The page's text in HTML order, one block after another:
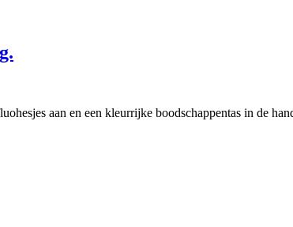
aan en een kleurrijke boodschappentas in de